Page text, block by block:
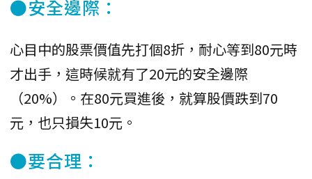
●安全邊際：
心目中的股票價值先打個8折，耐心等到80元時
才出手，這時候就有了20元的安全邊際
（20%）。在80元買進後，就算股價跌到70
元，也只損失10元。
●要合理：